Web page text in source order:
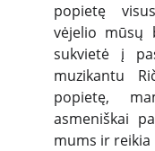
popietę
vėjelio mūsų
sukvietė į
muzikantu
popietę,
asmeniškai
mums ir reikia